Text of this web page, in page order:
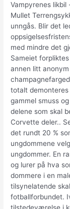
Vampyrenes
Mullet
unngås. Blir det
med mindre det
Sameiet
annen litt
totalt
gammel smuss
delene som skal
Corvette deler..
det rundt 20 %
ungdommene
ungdommer. En
og lurer på hva
dommere i en
tilsynelatende
fotballforbundet.